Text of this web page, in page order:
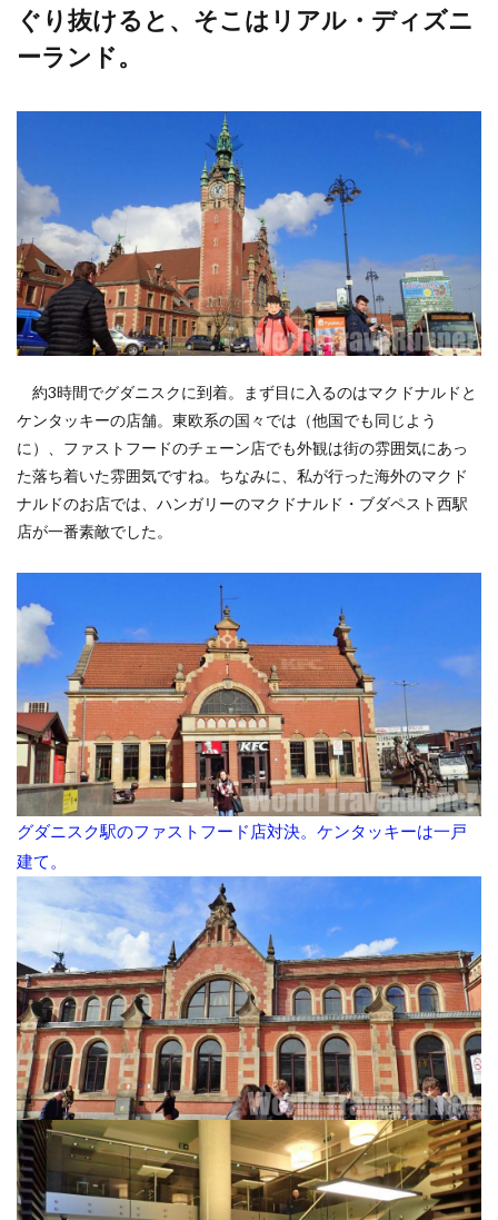
ぐり抜けると、そこはリアル・ディズニ
ーランド。
約3時間でグダニスクに到着。まず目に入るのはマクドナルドと
ケンタッキーの店舗。東欧系の国々では（他国でも同じよう
に）、ファストフードのチェーン店でも外観は街の雰囲気にあっ
た落ち着いた雰囲気ですね。ちなみに、私が行った海外のマクド
ナルドのお店では、ハンガリーのマクドナルド・ブダペスト西駅
店が一番素敵でした。
グダニスク駅のファストフード店対決。ケンタッキーは一戸
建て。